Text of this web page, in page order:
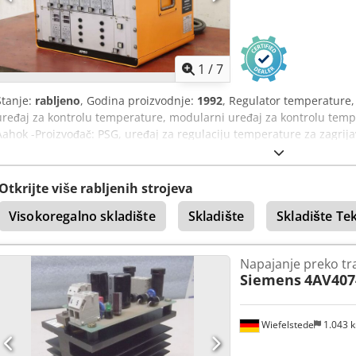
1 /7
rabljeno, Godina proizvodnje: 1992, Regulator
za kontrolu temperature, modularni uređaj za kontrolu
-Proizvođač: PSG, uređaj za regulaciju temperature za
Tip: RSD II 8 -P max: 28kW -Transportne dimenzije: 490/430/H460
Otkrijte više rabljenih strojeva
Visokoregalno skladište
Skladište Skladište
Wiefelstede 1.043
Napajanje preko
Siemens